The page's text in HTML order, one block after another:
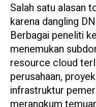
Salah satu alasan
karena dangling
Berbagai peneliti
menemukan
resource cloud
perusahaan,
infrastruktur